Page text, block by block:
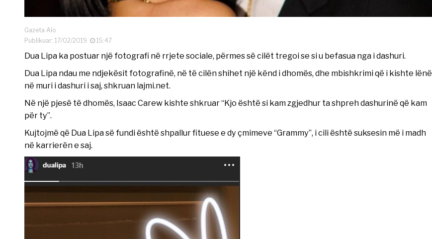
Gazeta Alo
Publikuar: 17/02/2019
15:47
Dua Lipa ka postuar një fotografi në rrjete sociale, përmes së cilët tregoi se si u befasua nga i dashuri.
Dua Lipa ndau me ndjekësit fotografinë, në të cilën shihet një kënd i dhomës, dhe mbishkrimi që i kishte lënë
në muri i dashuri i saj, shkruan lajmi.net.
Në një pjesë të dhomës, Isaac Carew kishte shkruar “Kjo është si kam zgjedhur ta shpreh dashurinë që kam
për ty”.
Kujtojmë që Dua Lipa së fundi është shpallur fituese e dy çmimeve “Grammy”, i cili është suksesin më i madh
në karrierën e saj.